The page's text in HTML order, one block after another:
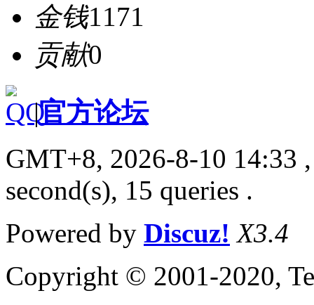
金钱1171
贡献0
|官方论坛
GMT+8, 2026-8-10 14:33
second(s), 15 queries .
Powered by Discuz! X3.4
Copyright © 2001-2020,